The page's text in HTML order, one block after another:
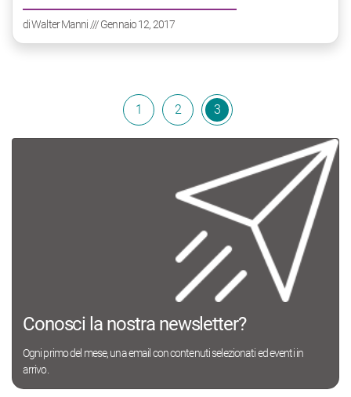
diWalter Manni/// Gennaio 12, 2017
1 2 3
Conosci la nostra newsletter?
Ogni primo del mese, una email con contenuti selezionati ed eventi in
arrivo.